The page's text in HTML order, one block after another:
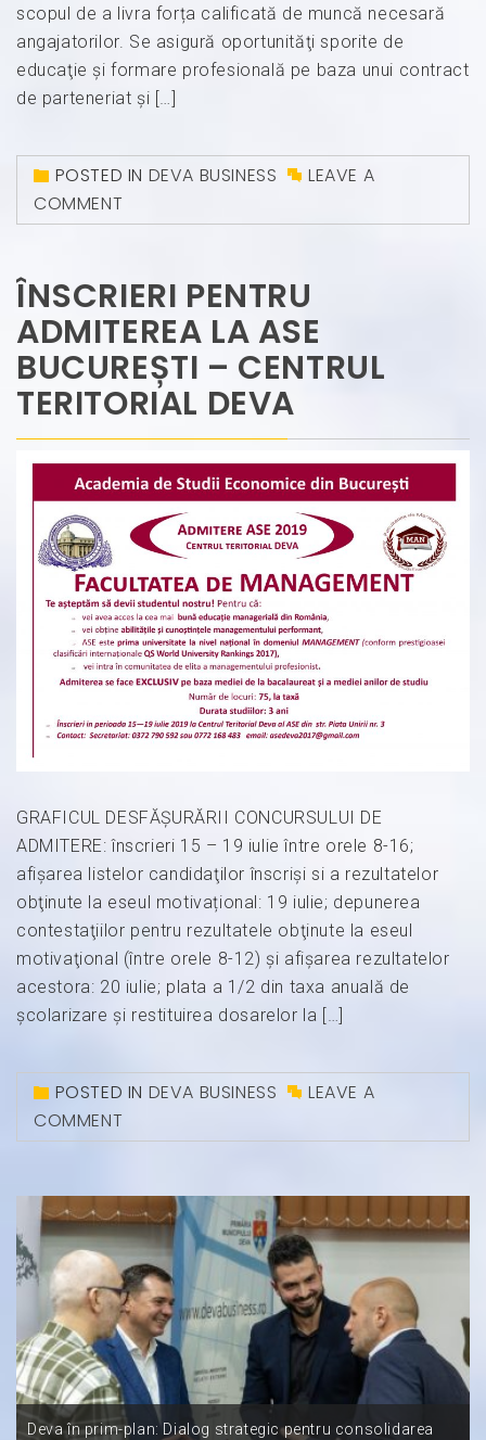
scopul de a livra forța calificată de muncă necesară
angajatorilor. Se asigură oportunităţi sporite de
educaţie şi formare profesională pe baza unui contract
de parteneriat şi […]
POSTED IN DEVA BUSINESS
LEAVE A
COMMENT
ÎNSCRIERI PENTRU
ADMITEREA LA ASE
BUCUREȘTI – CENTRUL
TERITORIAL DEVA
GRAFICUL DESFĂŞURĂRII CONCURSULUI DE
ADMITERE: înscrieri 15 – 19 iulie între orele 8-16;
afişarea listelor candidaţilor înscrişi si a rezultatelor
obţinute la eseul motivațional: 19 iulie; depunerea
contestaţiilor pentru rezultatele obţinute la eseul
motivaţional (între orele 8-12) şi afișarea rezultatelor
acestora: 20 iulie; plata a 1/2 din taxa anuală de
şcolarizare şi restituirea dosarelor la […]
POSTED IN DEVA BUSINESS
LEAVE A
COMMENT
Deva în prim-plan: Dialog strategic pentru consolidarea